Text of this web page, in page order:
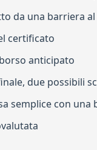
da una barriera al
certificato
anticipato
due possibili
semplice con